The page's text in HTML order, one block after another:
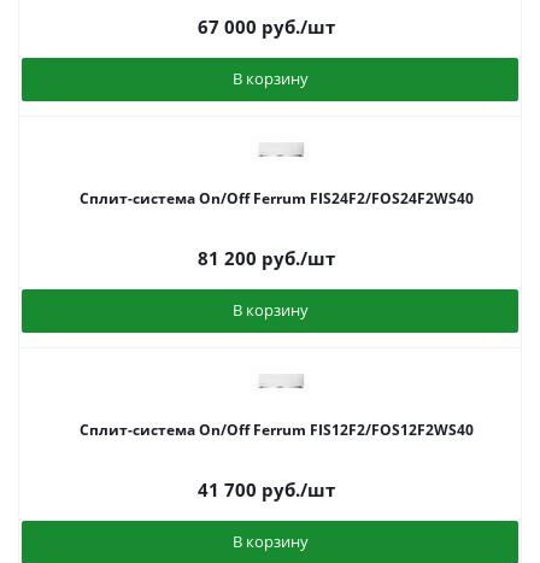
67 000 руб./шт
В корзину
Сплит-система On/Off Ferrum FIS24F2/FOS24F2WS40
81 200 руб./шт
В корзину
Сплит-система On/Off Ferrum FIS12F2/FOS12F2WS40
41 700 руб./шт
В корзину